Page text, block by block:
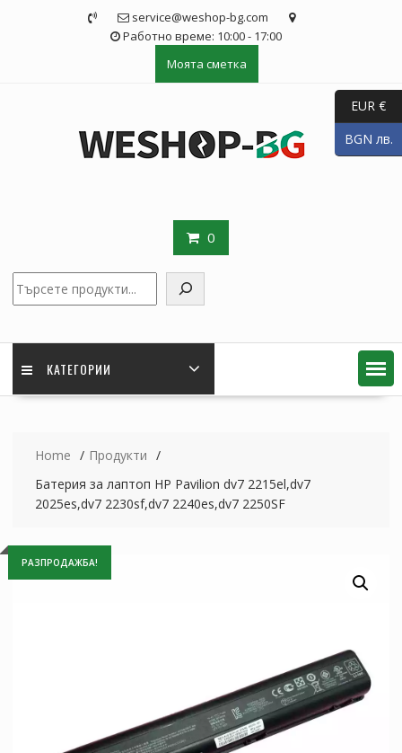
service@weshop-bg.com
Работно време: 10:00 - 17:00
Моята сметка
0
КАТЕГОРИИ
Home
Продукти
Батерия за лаптоп HP Pavilion dv7 2215el,dv7
2025es,dv7 2230sf,dv7 2240es,dv7 2250SF
РАЗПРОДАЖБА!
EUR €
BGN лв.